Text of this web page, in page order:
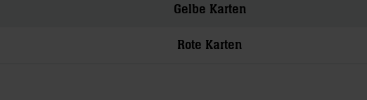
Gelbe Karten
Rote Karten